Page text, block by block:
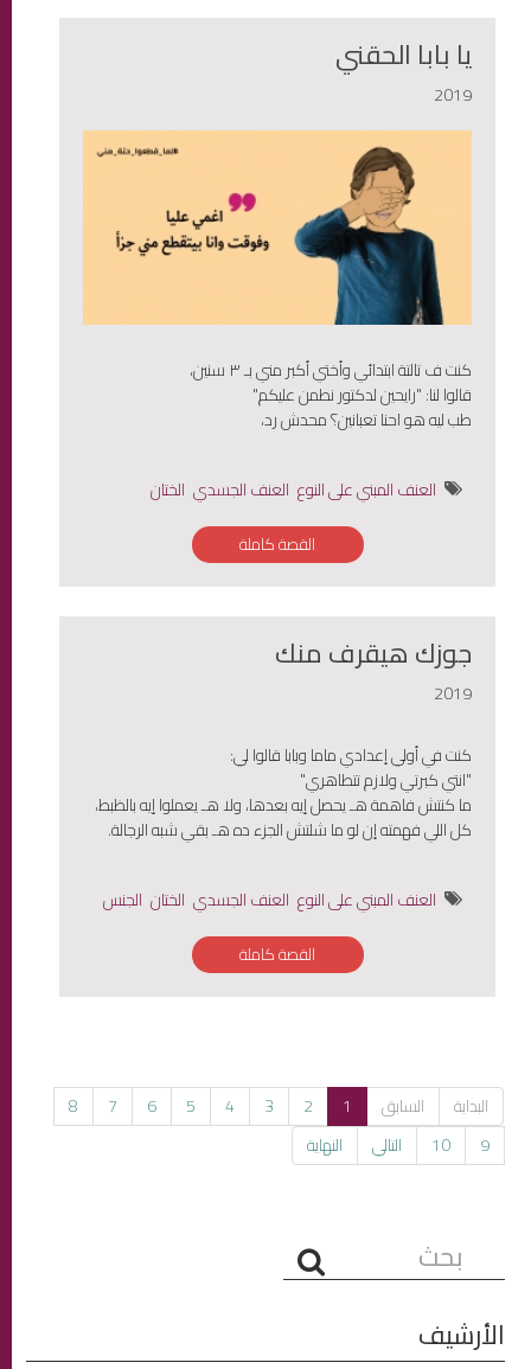
يا بابا الحقني
2019
كنت ف تالتة ابتدائي وأختي أكبر مني بـ ٣ سنين،
قالوا لنا: "رايحين لدكتور نطمن عليكم"
طب ليه هو احنا تعبانين؟ محدش رد،
العنف المبني على النوع العنف الجسدي الختان
القصة كاملة
جوزك هيقرف منك
2019
كنت في أولي إعدادي ماما وبابا قالوا لي:
"انتي كبرتي ولازم تتطاهري"
ما كنتش فاهمة هـ يحصل إيه بعدها، ولا هـ يعملوا إيه بالظبط،
كل اللي فهمته إن لو ما شلتش الجزء ده هـ بقي شبه الرجالة.
العنف المبني على النوع العنف الجسدي الختان الجنس
القصة كاملة
البداية السابق 1
2
3
4
5
6
7
8
9
10 التالي النهاية
البحث...
الأرشيف